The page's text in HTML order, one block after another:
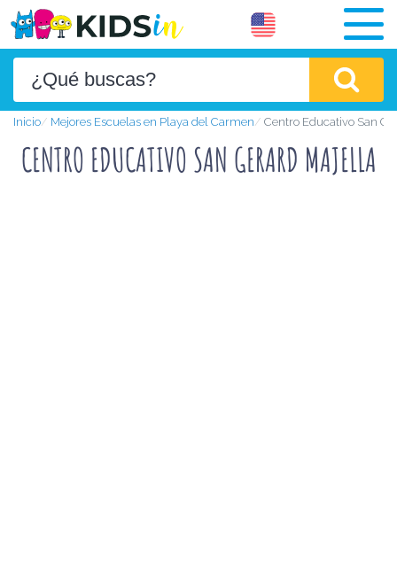
Inicio Mejores Escuelas en Playa del Carmen Centro Educativo San
CENTRO EDUCATIVO SAN GERARD MAJELLA